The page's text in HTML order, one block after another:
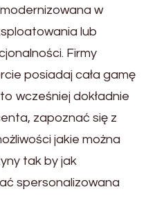
w
lub
Firmy
posiadaj cała gamę
wcześniej dokładnie
zapoznać się z
jakie można
tak by jak
spersonalizowana